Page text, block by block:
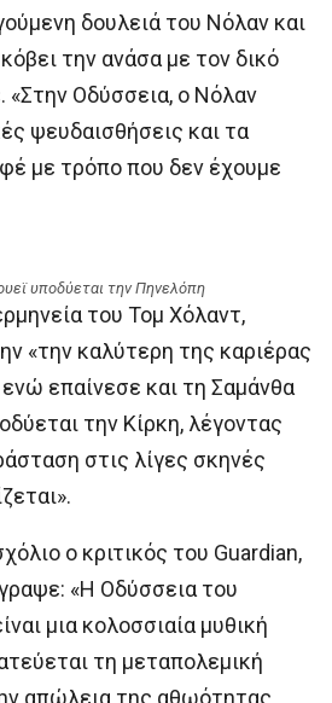
δουλειά του Νόλαν και
την ανάσα με τον δικό
«Στην Οδύσσεια, ο Νόλαν
ψευδαισθήσεις και τα
με τρόπο που δεν έχουμε
υποδύεται την Πηνελόπη
του Τομ Χόλαντ,
«την καλύτερη της καριέρας
επαίνεσε και τη Σαμάνθα
την Κίρκη, λέγοντας
στις λίγες σκηνές
ο κριτικός του Guardian,
«Η Οδύσσεια του
μια κολοσσιαία μυθική
τη μεταπολεμική
απώλεια της αθωότητας,